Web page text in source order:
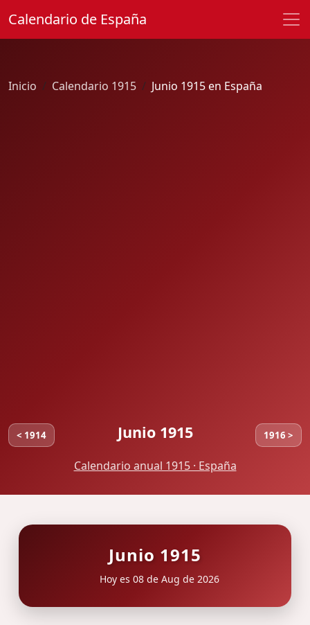
Calendario de España
Inicio Calendario 1915 Junio 1915 en España
< 1914 Junio 1915 1916 >
Calendario anual 1915 · España
Junio 1915
Hoy es 08 de Aug de 2026